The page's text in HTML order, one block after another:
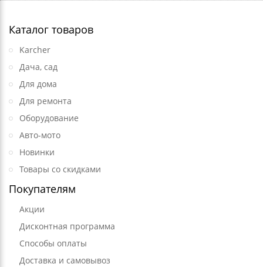
Каталог товаров
Karcher
Дача, сад
Для дома
Для ремонта
Оборудование
Авто-мото
Новинки
Товары со скидками
Покупателям
Акции
Дисконтная программа
Способы оплаты
Доставка и самовывоз